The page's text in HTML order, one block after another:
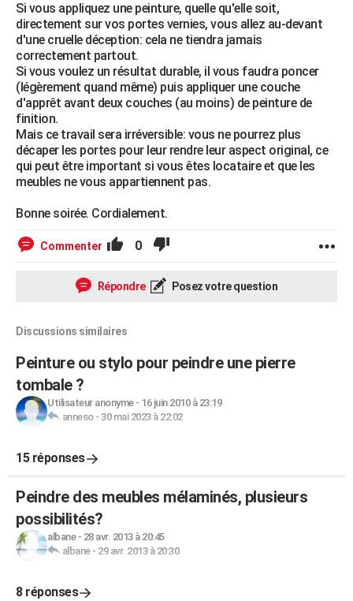
Bricolage
Lifestyle
Culture
Sport
Auto
Television
Voyage
Cinema
Si vous appliquez une peinture, quelle qu'elle soit,
directement sur vos portes vernies, vous allez au-devant
d'une cruelle déception: cela ne tiendra jamais
correctement partout.
Si vous voulez un résultat durable, il vous faudra poncer
(légèrement quand même) puis appliquer une couche
d'apprêt avant deux couches (au moins) de peinture de
finition.
Mais ce travail sera irréversible: vous ne pourrez plus
décaper les portes pour leur rendre leur aspect original, ce
qui peut être important si vous êtes locataire et que les
meubles ne vous appartiennent pas.
Bonne soirée. Cordialement.
Commenter 0
Répondre Posez votre question
Discussions similaires
Peinture ou stylo pour peindre une pierre
tombale ?
Utilisateur anonyme- 16 juin 2010 à 23:19
anneso- 30 mai 2023 à 22:02
15 réponses
Peindre des meubles mélaminés, plusieurs
possibilités?
albane- 28 avr. 2013 à 20:45
albane- 29 avr. 2013 à 20:30
8 réponses